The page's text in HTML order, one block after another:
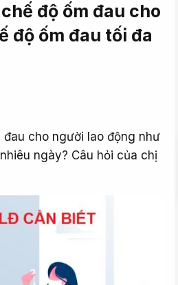
độ ốm đau cho
độ ốm đau tối đa
cho người lao động như
ngày? Câu hỏi của chị